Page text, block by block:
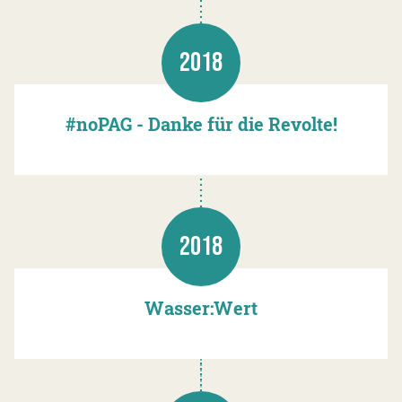
2018
#noPAG - Danke für die Revolte!
2018
Wasser:Wert